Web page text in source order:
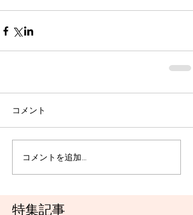
特集記事
コメント
コメントを追加…